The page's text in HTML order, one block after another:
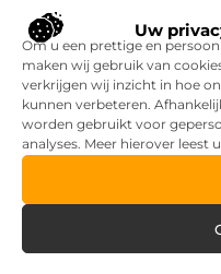
Uw
Om u een prettige en
maken wij gebruik van
verkrijgen wij inzicht in hoe
kunnen verbeteren.
worden gebruikt voor
analyses. Meer hierover leest
Vind de perfecte garage in
Aanrijdbeveiliging:
situaties op de werkvloer
Rijlessen in Haarlem? Zo
slagen